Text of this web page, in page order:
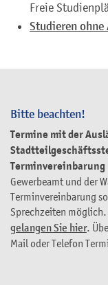
Bitte beachten!
Termine mit der
Terminvereinbarung
Gewerbeamt und der
Terminvereinbarung
Sprechzeiten möglich.
gelangen Sie hier.
Mail oder Telefon
Freie
Studieren ohne